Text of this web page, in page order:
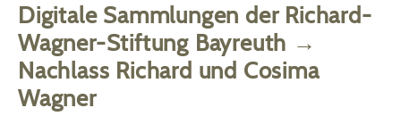
Digitale Sammlungen der Richard-
Wagner-Stiftung Bayreuth →
Nachlass Richard und Cosima
Wagner